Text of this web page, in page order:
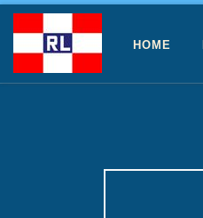
Ga naar inhoud
HOME